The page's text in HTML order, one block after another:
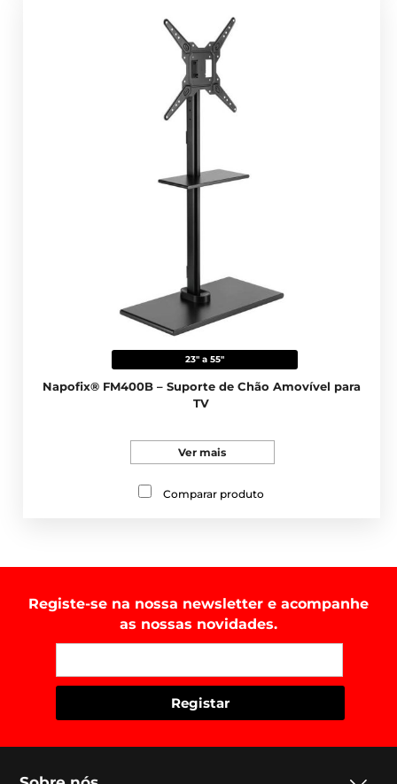
23" a 55"
Napofix® FM400B – Suporte de Chão Amovível para
TV
Ver mais
Comparar produto
Registe-se na nossa newsletter e acompanhe
as nossas novidades.